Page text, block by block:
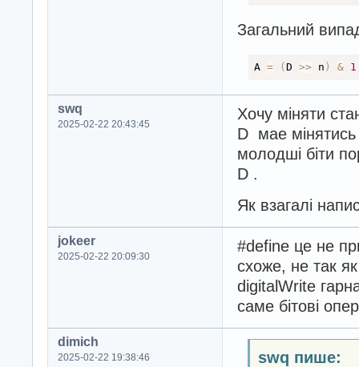
Загальний
A = ( D >> n ) & 1
swq
2025-02-22 20:43:45
Хочу міняти
D мае мінятись
молодші біти
D .
Як взагалі
jokeer
2025-02-22 20:09:30
#define це не
схоже, не так
digitalWrite
саме бітові
dimich
2025-02-22 19:38:46
swq пише: